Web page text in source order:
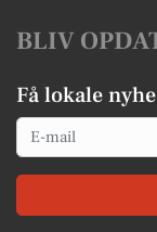
BLIV
Få lokale
Email